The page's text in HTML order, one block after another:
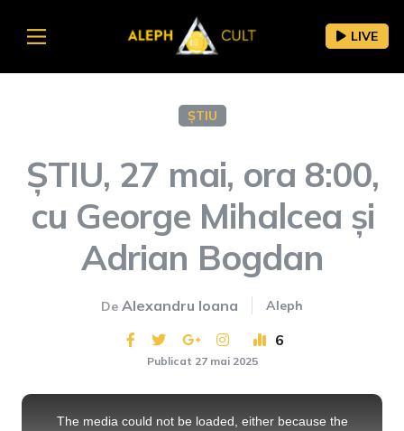
LIVE
ȘTIU
ȘTIU, 27 mai, ora 8:00,
cu George Mihalcea și
Adrian Bogdan
De Alexandru Ioana Aleph
6
Publicat 27 mai 2025
This
The media could not be loaded, either because the